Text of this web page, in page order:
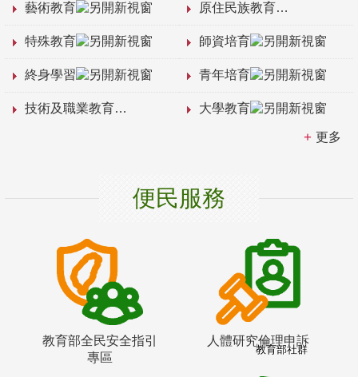
藝術教育 原住民族教育
特殊教育 師資培育
終身學習 青年培育
技術及職業教育 大學教育
更多
便民服務
教育部全民安全指引
專區
人體研究倫理申訴
教育部社群